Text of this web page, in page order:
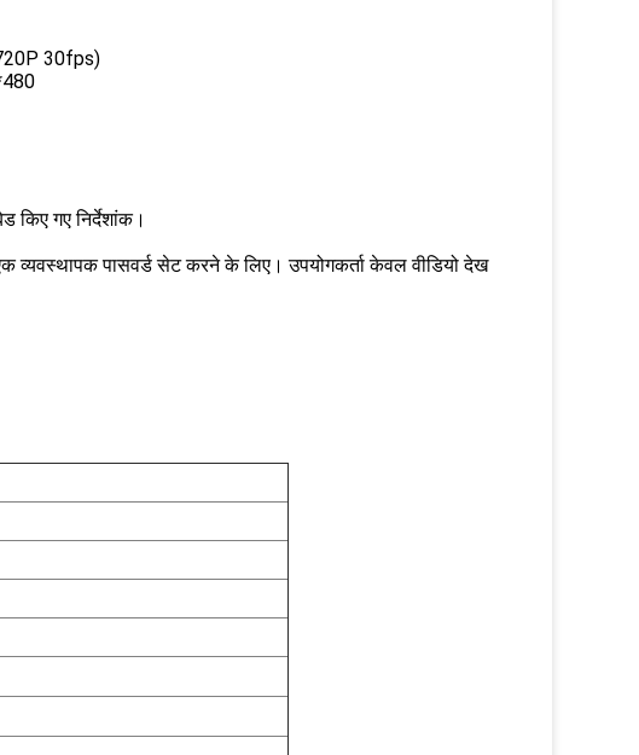
30fps)
किए गए निर्देशांक।
व्यवस्थापक पासवर्ड सेट करने के लिए। उपयोगकर्ता केवल वीडियो देख